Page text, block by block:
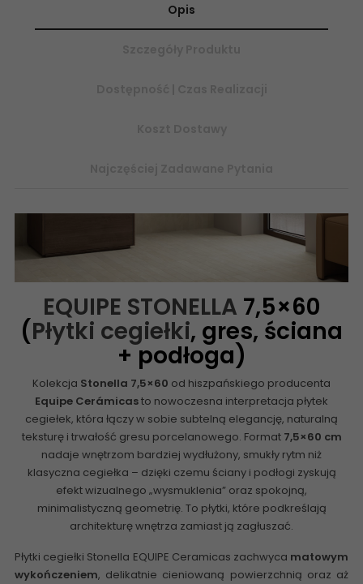
Opis
EQUIPE STONELLA 7,5×60
(Płytki cegiełki, gres, ściana
+ podłoga)
Kolekcja Stonella 7,5×60 od hiszpańskiego producenta
Equipe Cerámicasto nowoczesna interpretacja płytek
cegiełek, która łączy w sobie subtelną elegancję, naturalną
teksturę i trwałość gresu porcelanowego. Format 7,5×60 cm
nadaje wnętrzom bardziej wydłużony, smukły rytm niż
klasyczna cegiełka – dzięki czemu ściany i podłogi zyskują
efekt wizualnego „wysmuklenia” oraz spokojną,
minimalistyczną geometrię. To płytki, które podkreślają
architekturę wnętrza zamiast ją zagłuszać.
Płytki cegiełki Stonella EQUIPE Ceramicas zachwyca matowym
wykończeniem, delikatnie cieniowaną powierzchnią oraz aż